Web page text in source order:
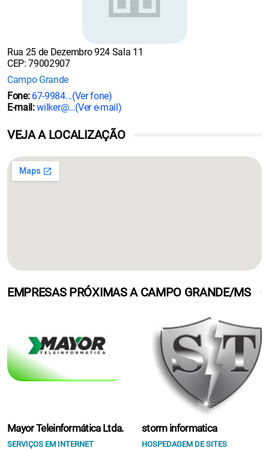
Rua 25 de Dezembro 924 Sala 11
CEP: 79002907
Campo Grande
Fone: 67-9984...(Ver fone)
E-mail:wilker@...(Ver e-mail)
VEJA A LOCALIZAÇÃO
EMPRESAS PRÓXIMAS A CAMPO GRANDE/MS
Mayor Teleinformática Ltda.
SERVIÇOS EM INTERNET
storm informatica
HOSPEDAGEM DE SITES